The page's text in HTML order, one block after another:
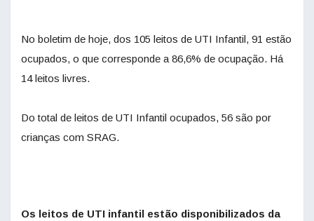
No boletim de hoje, dos 105 leitos de UTI Infantil, 91 estão
ocupados, o que corresponde a 86,6% de ocupação. Há
14 leitos livres.
Do total de leitos de UTI Infantil ocupados, 56 são por
crianças com SRAG.
Os leitos de UTI infantil estão disponibilizados da